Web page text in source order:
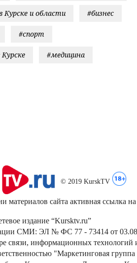
Курске и области #бизнес
#спорт
#медицина
© 2019 KurskTV
сайта активная ссылка на
издание “Kursktv.ru”
СМИ: ЭЛ № ФС 77 - 73414 от
связи, информационных
"Маркетинговая